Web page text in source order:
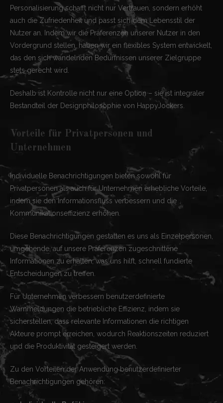
Personalisierung schafft nicht nur Vertrauen, sondern erhöht
auch die Zufriedenheit und passt sich dem Lebensstil der
Nutzer an. Indem wir die Präferenzen unserer Nutzer in den
Vordergrund stellen, haben wir ein flexibles System entwickelt,
das den sich wandelnden Bedürfnissen unserer Zielgruppe
stets gerecht wird.
Deshalb ist Kontrolle nicht nur eine Option – sie ist integraler
Bestandteil der Designphilosophie von HappyJockers.
Vorteile für Privatpersonen und
Unternehmen
Individuelle Benachrichtigungen bieten sowohl für
Privatpersonen als auch für Unternehmen erhebliche Vorteile,
indem sie den Informationsfluss verbessern und die
Kommunikationseffizienz erhöhen.
Diese Benachrichtigungen gestatten es uns als Einzelpersonen,
umgehende, auf unsere Präferenzen zugeschnittene
Informationen zu erhalten, was uns hilft, schnell fundierte
Entscheidungen zu treffen.
Für Unternehmen verbessern benutzerdefinierte
Warnmeldungen die betriebliche Effizienz, indem sie
sicherstellen, dass relevante Informationen die richtigen
Akteure prompt erreichen, wodurch Reaktionszeiten reduziert
und die Produktivität gesteigert werden.
Zu den Vorteilen der Anwendung benutzerdefinierter
Benachrichtigungen gehören: